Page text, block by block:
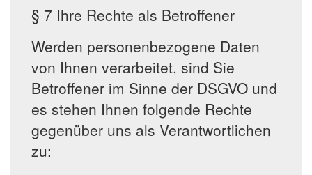
§ 7 Ihre Rechte als Betroffener
Werden personenbezogene Daten
von Ihnen verarbeitet, sind Sie
Betroffener im Sinne der DSGVO und
es stehen Ihnen folgende Rechte
gegenüber uns als Verantwortlichen
zu: